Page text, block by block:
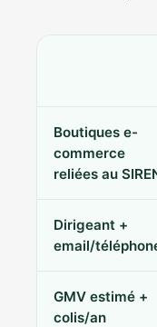
Boutiques e-
commerce
reliées au
Dirigeant +
email/
GMV estimé +
colis/an